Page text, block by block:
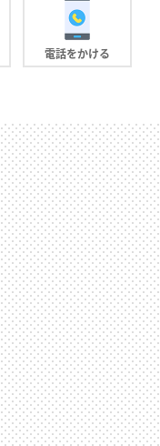
電話をかける